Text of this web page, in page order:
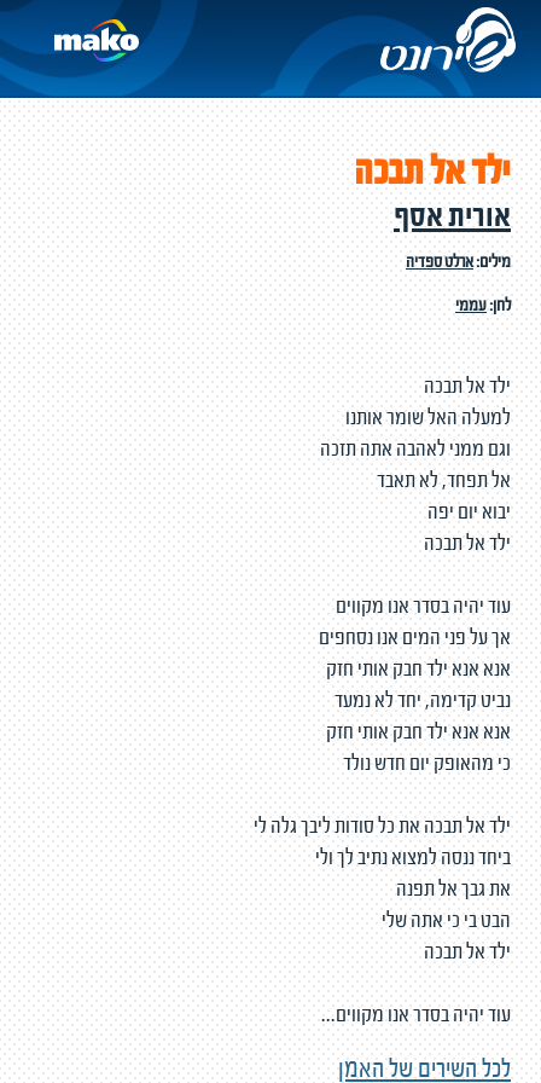
ילד אל תבכה
אורית אסף
מילים:ארלט ספדיה
לחן:עממי
ילד אל תבכה
למעלה האל שומר אותנו
וגם ממני לאהבה אתה תזכה
אל תפחד, לא תאבד
יבוא יום יפה
ילד אל תבכה
עוד יהיה בסדר אנו מקווים
אך על פני המים אנו נסחפים
אנא אנא ילד חבק אותי חזק
נביט קדימה, יחד לא נמעד
אנא אנא ילד חבק אותי חזק
כי מהאופק יום חדש נולד
ילד אל תבכה את כל סודות ליבך גלה לי
ביחד ננסה למצוא נתיב לך ולי
את גבך אל תפנה
הבט בי כי אתה שלי
ילד אל תבכה
עוד יהיה בסדר אנו מקווים...
לכל השירים של האמן